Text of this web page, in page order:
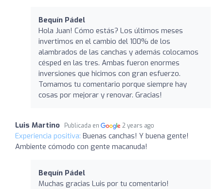
Bequín Pádel
Hola Juan! Cómo estás? Los últimos meses
invertimos en el cambio del 100% de los
alambrados de las canchas y además colocamos
césped en las tres. Ambas fueron enormes
inversiones que hicimos con gran esfuerzo.
Tomamos tu comentario porque siempre hay
cosas por mejorar y renovar. Gracias!
Luis Martino Publicada en 2 years ago
Experiencia positiva: Buenas canchas! Y buena gente!
Ambiente cómodo con gente macanuda!
Bequín Pádel
Muchas gracias Luis por tu comentario!